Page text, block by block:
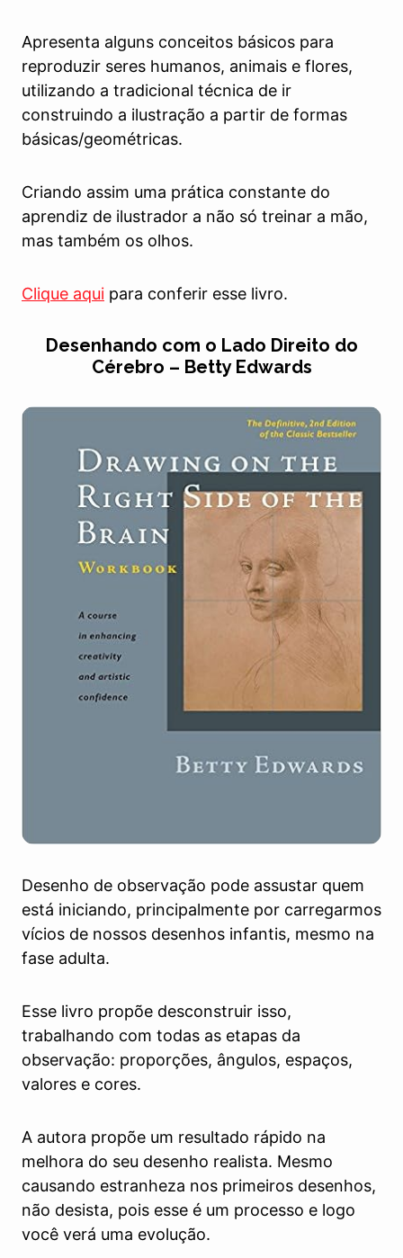
Apresenta alguns conceitos básicos para
reproduzir seres humanos, animais e flores,
utilizando a tradicional técnica de ir
construindo a ilustração a partir de formas
básicas/geométricas.
Criando assim uma prática constante do
aprendiz de ilustrador a não só treinar a mão,
mas também os olhos.
Clique aqui para conferir esse livro.
Desenhando com o Lado Direito do
Cérebro – Betty Edwards
Desenho de observação pode assustar quem
está iniciando, principalmente por carregarmos
vícios de nossos desenhos infantis, mesmo na
fase adulta.
Esse livro propõe desconstruir isso,
trabalhando com todas as etapas da
observação: proporções, ângulos, espaços,
valores e cores.
A autora propõe um resultado rápido na
melhora do seu desenho realista. Mesmo
causando estranheza nos primeiros desenhos,
não desista, pois esse é um processo e logo
você verá uma evolução.